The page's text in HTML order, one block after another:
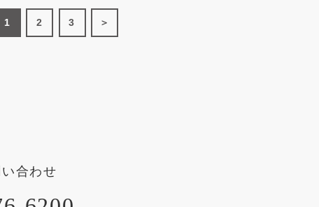
1 2 3 ＞
合わせ